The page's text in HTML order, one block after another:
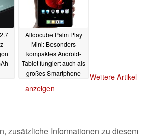
Alldocube Palm Play
Mini: Besonders
kompaktes Android-
Tablet fungiert auch als
großes Smartphone
Weitere Artikel
anzeigen
zusätzliche Informationen zu diesem